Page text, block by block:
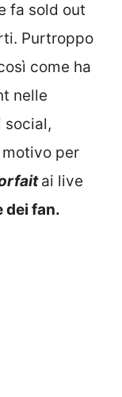
fa sold out
Purtroppo
come ha
nelle
social,
per
ai live
dei fan.